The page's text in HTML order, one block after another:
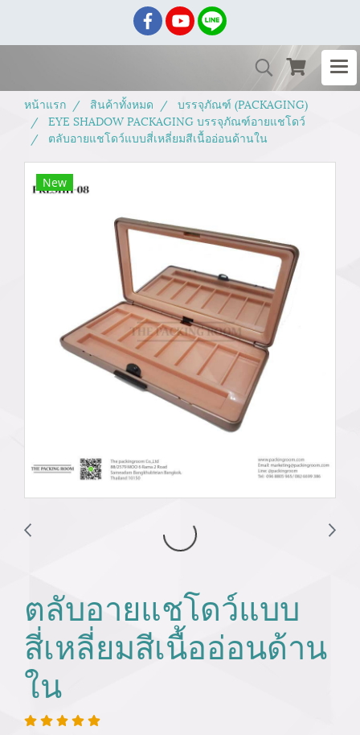
หน้าแรก สินค้าทั้งหมด
บรรจุภัณฑ์ (PACKAGING)
EYE SHADOW PACKAGING บรรจุภัณฑ์อายแชโดว์
ตลับอายแชโดว์แบบสี่เหลี่ยมสีเนื้ออ่อนด้านใน
New
ตลับอายแชโดว์แบบ
สี่เหลี่ยมสีเนื้ออ่อนด้าน
ใน